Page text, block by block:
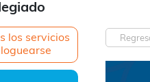
los servicios